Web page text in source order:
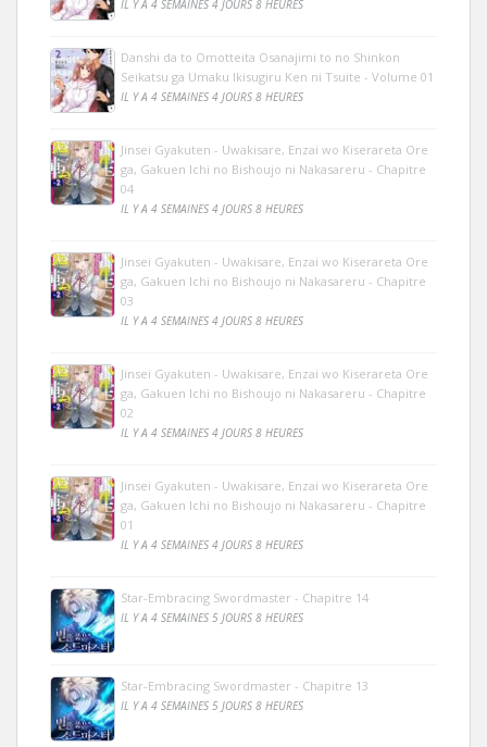
IL Y A 4 SEMAINES 4 JOURS 8 HEURES
Danshi da to Omotteita Osanajimi to no Shinkon
Seikatsu ga Umaku Ikisugiru Ken ni Tsuite - Volume 01
IL Y A 4 SEMAINES 4 JOURS 8 HEURES
Jinsei Gyakuten - Uwakisare, Enzai wo Kiserareta Ore
ga, Gakuen Ichi no Bishoujo ni Nakasareru - Chapitre
04
IL Y A 4 SEMAINES 4 JOURS 8 HEURES
Jinsei Gyakuten - Uwakisare, Enzai wo Kiserareta Ore
ga, Gakuen Ichi no Bishoujo ni Nakasareru - Chapitre
03
IL Y A 4 SEMAINES 4 JOURS 8 HEURES
Jinsei Gyakuten - Uwakisare, Enzai wo Kiserareta Ore
ga, Gakuen Ichi no Bishoujo ni Nakasareru - Chapitre
02
IL Y A 4 SEMAINES 4 JOURS 8 HEURES
Jinsei Gyakuten - Uwakisare, Enzai wo Kiserareta Ore
ga, Gakuen Ichi no Bishoujo ni Nakasareru - Chapitre
01
IL Y A 4 SEMAINES 4 JOURS 8 HEURES
Star-Embracing Swordmaster - Chapitre 14
IL Y A 4 SEMAINES 5 JOURS 8 HEURES
Star-Embracing Swordmaster - Chapitre 13
IL Y A 4 SEMAINES 5 JOURS 8 HEURES